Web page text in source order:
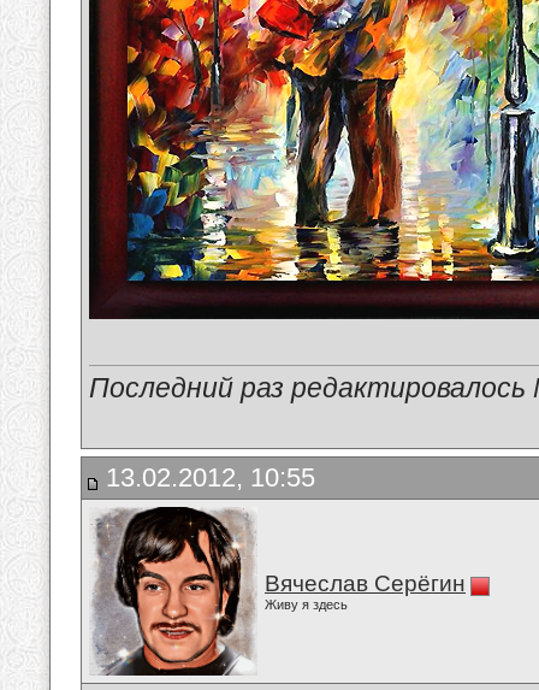
Последний раз
13.02.2012, 10:55
Вячеслав Серёгин
Живу я здесь